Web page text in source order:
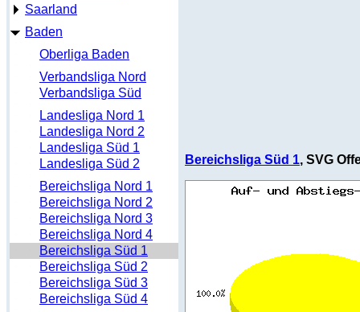
Saarland
Baden
Oberliga Baden
Verbandsliga Nord
Verbandsliga Süd
Landesliga Nord 1
Landesliga Nord 2
Landesliga Süd 1
Landesliga Süd 2
Bereichsliga Nord 1
Bereichsliga Nord 2
Bereichsliga Nord 3
Bereichsliga Nord 4
Bereichsliga Süd 1
Bereichsliga Süd 2
Bereichsliga Süd 3
Bereichsliga Süd 4
Bereichsliga Süd 1, SVG